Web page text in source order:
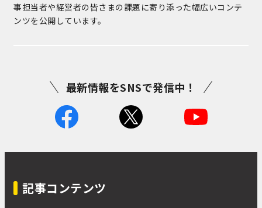
事担当者や経営者の皆さまの課題に寄り添った幅広いコンテ
ンツを公開しています。
最新情報をSNSで発信中！
記事コンテンツ